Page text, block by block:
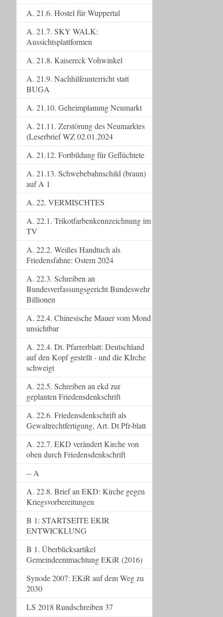
A. 21.6. Hostel für Wuppertal
A. 21.7. SKY WALK:
Aussichtsplattformen
A. 21.8. Kaisereck Vohwinkel
A. 21.9. Nachhilfeunterricht statt
BUGA
A. 21.10. Geheimplanung Neumarkt
A. 21.11. Zerstörung des Neumarktes
(Leserbrief WZ 02.01.2024
A. 21.12. Fortbildung für Geflüchtete
A. 21.13. Schwebebahnschild (braun)
auf A 1
A. 22. VERMISCHTES
A. 22.1. Trikotfarbenkennzeichnung im
TV
A. 22.2. Weißes Handtuch als
Friedensfahne: Ostern 2024
A. 22.3. Schreiben an
Bundesverfassungsgericht Bundeswehr
Billionen
A. 22.4. Chinesische Mauer vom Mond
unsichtbar
A. 22.4. Dt. Pfarrerblatt: Deutschland
auf den Kopf gestellt - und die KIrche
schweigt
A. 22.5. Schreiben an ekd zur
geplanten Friedensdenkschrift
A. 22.6. Friedensdenkschrift als
Gewaltrechtfertigung, Art. Dt Pfr-blatt
A. 22.7. EKD verändert Kirche von
oben durch Friedensdenkschrift
-- A
A. 22.8. Brief an EKD: Kirche gegen
Kriegsvorbereitungen
B 1: STARTSEITE EKIR
ENTWICKLUNG
B 1. Überblicksartikel
Gemeindeentmachtung EKiR (2016)
Synode 2007: EKiR auf dem Weg zu
2030
LS 2018 Rundschreiben 37